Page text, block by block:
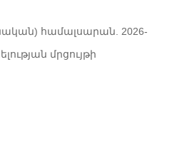
համալսարան. 2026-
մրցույթի